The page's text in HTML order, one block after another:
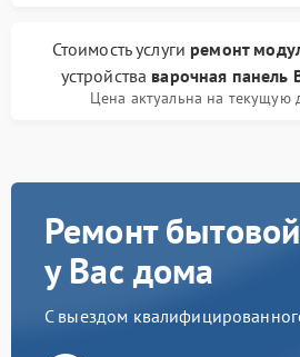
Стоимость услуги ремонт
устройства варочная панель
Цена актуальна на текущую
Ремонт
у Вас дома
С выездом